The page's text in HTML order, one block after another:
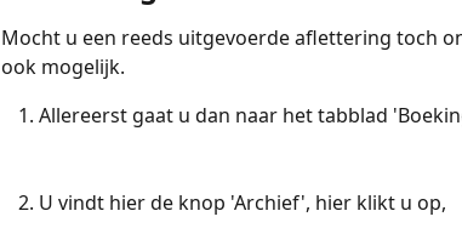
Mocht u een reeds uitgevoerde aflettering toch
ook mogelijk.
Allereerst gaat u dan naar het tabblad
U vindt hier de knop 'Archief', hier klikt u op,